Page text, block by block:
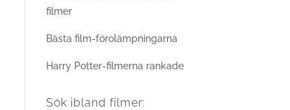
filmer
Bästa film-förolämpningarna
Harry Potter-filmerna rankade
Sök ibland filmer: